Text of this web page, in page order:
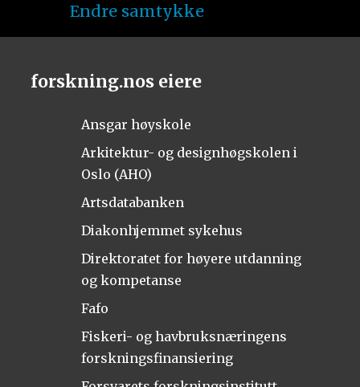
Endre samtykke
forskning.nos eiere
Ansgar høyskole
Arkitektur- og designhøgskolen i
Oslo (AHO)
Artsdatabanken
Diakonhjemmet sykehus
Direktoratet for høyere utdanning
og kompetanse
Fafo
Fiskeri- og havbruksnæringens
forskningsfinansiering